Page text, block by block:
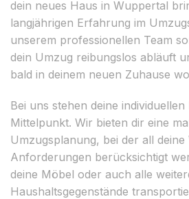
dein neues Haus in Wuppertal
langjährigen Erfahrung im
unserem professionellen Team
dein Umzug reibungslos abläuft
bald in deinem neuen Zuhause
Bei uns stehen deine
Mittelpunkt. Wir bieten dir eine
Umzugsplanung, bei der all
Anforderungen berücksichtigt
deine Möbel oder auch alle
Haushaltsgegenstände